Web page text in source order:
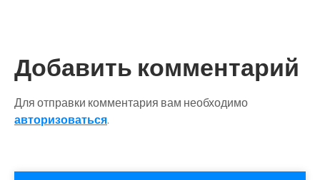
Добавить комментарий
Для отправки комментария вам необходимо
авторизоваться.